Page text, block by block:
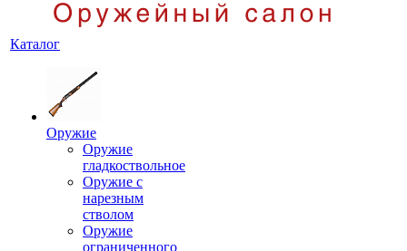
Каталог
Оружие
Оружие
гладкоствольное
Оружие с
нарезным
стволом
Оружие
ограниченного